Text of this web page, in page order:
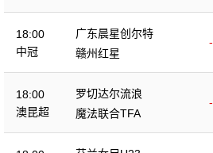
18:00
中冠
广东晨星创尔特
-
赣州红星
18:00
澳昆超
罗切达尔流浪
-
魔法联合TFA